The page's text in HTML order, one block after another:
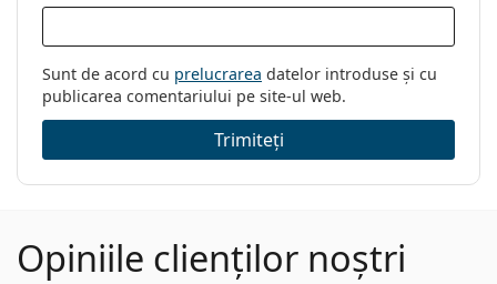
Cod:
7A 595 807 16 50
Sunt de acord cu prelucrarea datelor introduse și cu
publicarea comentariului pe site-ul web.
Trimiteți
Opiniile clienților noștri